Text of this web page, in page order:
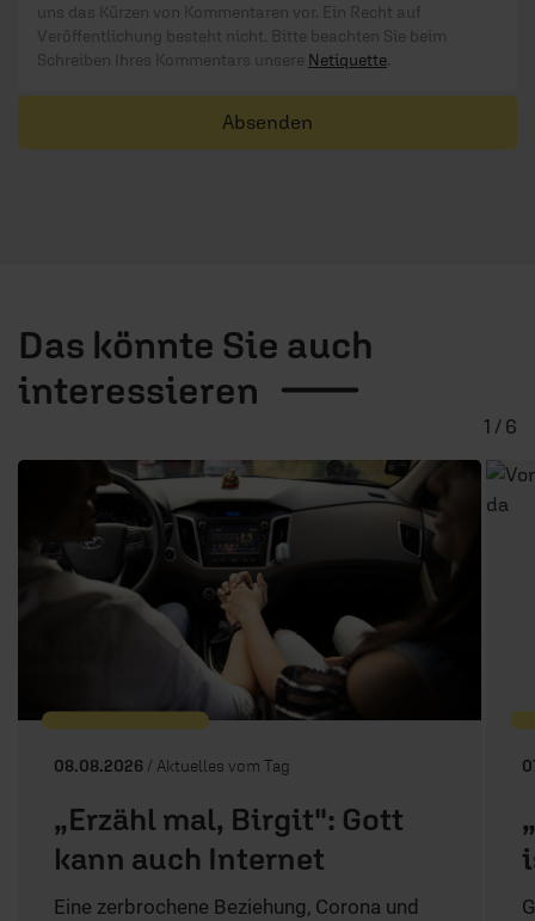
uns das Kürzen von Kommentaren vor. Ein Recht auf
Veröffentlichung besteht nicht. Bitte beachten Sie beim
Schreiben Ihres Kommentars unsere Netiquette.
Absenden
Das könnte Sie auch
interessieren
08.08.2026/ Aktuelles vom Tag
„Erzähl mal, Birgit": Gott
kann auch Internet
Eine zerbrochene Beziehung, Corona und
1 / 6